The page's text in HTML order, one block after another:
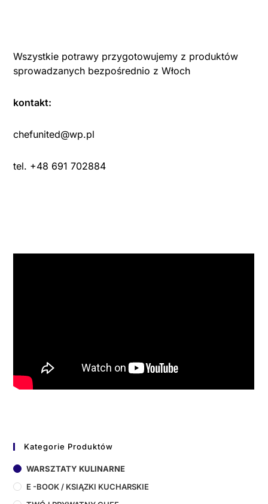
Wszystkie potrawy przygotowujemy z produktów
sprowadzanych bezpośrednio z Włoch
kontakt:
chefunited@wp.pl
tel. +48 691 702884
Kategorie Produktów
WARSZTATY KULINARNE
E -BOOK / KSIĄZKI KUCHARSKIE